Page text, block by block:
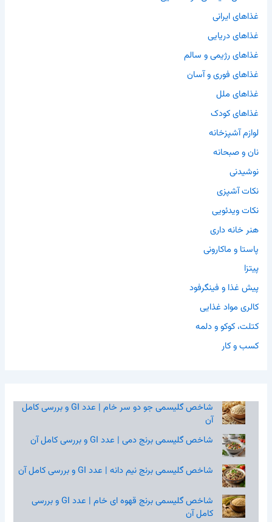
غذاهای ایرانی
غذاهای دریایی
غذاهای رژیمی و سالم
غذاهای فوری و آسان
غذاهای ملل
غذاهای کودک
لوازم آشپزخانه
نان و صبحانه
نوشیدنی
نکات آشپزی
نکات ویدئویی
هنر خانه داری
پاستا و ماکارونی
پیتزا
پیش غذا و فینگرفود
کالری مواد غذایی
کتلت، کوکو و دلمه
کسب و کار
شاخص گلیسمی جو دو سر خام | عدد GI و بررسی کامل
آن
شاخص گلیسمی برنج دمی | عدد GI و بررسی کامل آن
شاخص گلیسمی برنج نیم‌ دانه | عدد GI و بررسی کامل آن
شاخص گلیسمی برنج قهوه‌ ای خام | عدد GI و بررسی
کامل آن